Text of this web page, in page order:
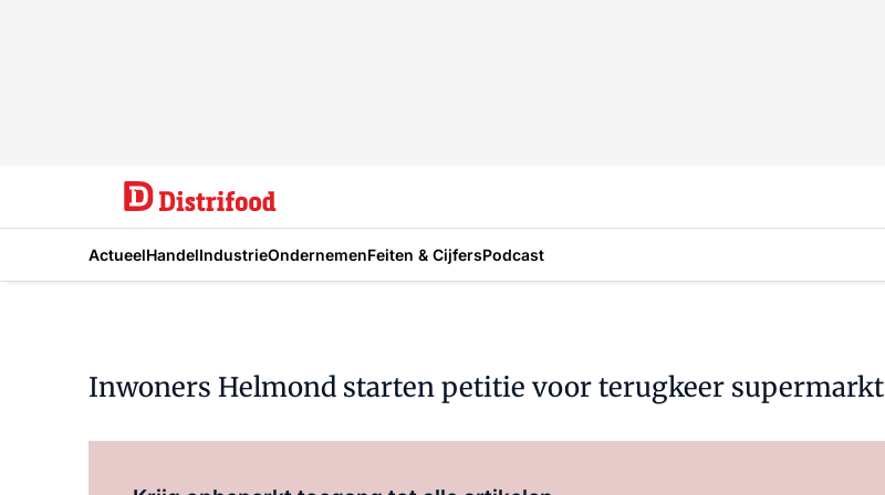
ActueelHandelIndustrieOndernemenFeiten & CijfersPodcast
Inwoners Helmond starten petitie voor terugkeer supermarkt